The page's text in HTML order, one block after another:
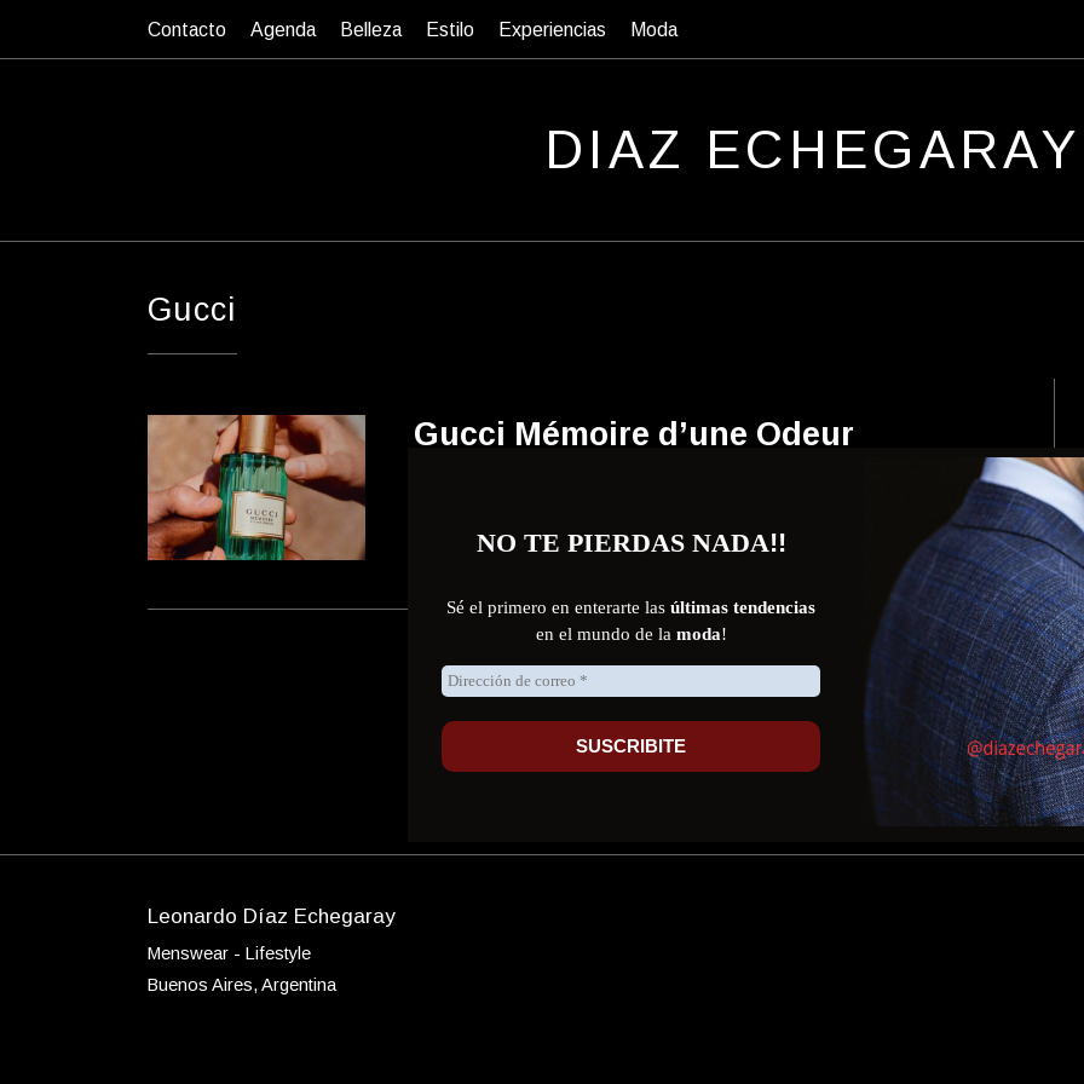
Contacto Agenda Belleza Estilo Experiencias Moda
D IAZ ECHEGARAY
Gucci
Gucci Mémoire d’une Odeur
Belleza
Leonardo Díaz Echegaray
Menswear - Lifestyle
Buenos Aires, Argentina